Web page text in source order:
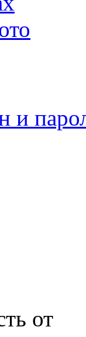
и
от